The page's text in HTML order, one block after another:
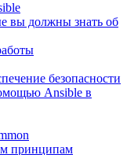
вы должны знать об
безопасности
Ansible в
принципам